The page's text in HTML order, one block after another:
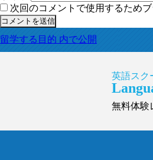
次回のコメントで使用するため
投
稿
留学する目的 内で公開
英語スク
無料体験